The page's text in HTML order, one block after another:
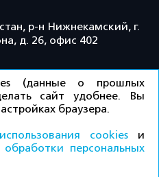
р-н Нижнекамский, г.
д. 26, офис 402
2026 / Все права
(данные о прошлых
сайт удобнее. Вы
браузера.
cookies и
персональных